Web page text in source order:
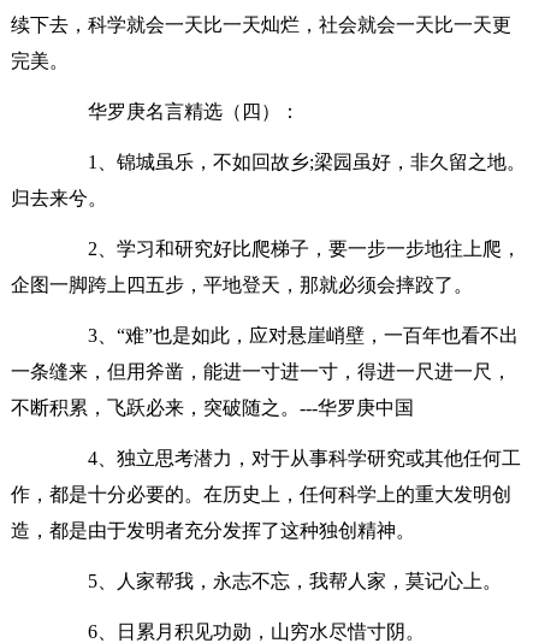
续下去，科学就会一天比一天灿烂，社会就会一天比一天更
完美。
华罗庚名言精选（四）：
1、锦城虽乐，不如回故乡;梁园虽好，非久留之地。
归去来兮。
2、学习和研究好比爬梯子，要一步一步地往上爬，
企图一脚跨上四五步，平地登天，那就必须会摔跤了。
3、“难”也是如此，应对悬崖峭壁，一百年也看不出
一条缝来，但用斧凿，能进一寸进一寸，得进一尺进一尺，
不断积累，飞跃必来，突破随之。---华罗庚中国
4、独立思考潜力，对于从事科学研究或其他任何工
作，都是十分必要的。在历史上，任何科学上的重大发明创
造，都是由于发明者充分发挥了这种独创精神。
5、人家帮我，永志不忘，我帮人家，莫记心上。
6、日累月积见功勋，山穷水尽惜寸阴。